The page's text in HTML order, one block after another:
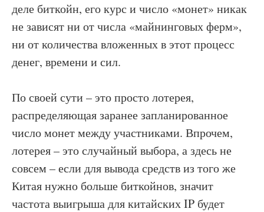
деле биткойн, его курс и число «монет» никак
не зависят ни от числа «майнинговых ферм»,
ни от количества вложенных в этот процесс
денег, времени и сил.
По своей сути – это просто лотерея,
распределяющая заранее запланированное
число монет между участниками. Впрочем,
лотерея – это случайный выбора, а здесь не
совсем – если для вывода средств из того же
Китая нужно больше биткойнов, значит
частота выигрыша для китайских IP будет